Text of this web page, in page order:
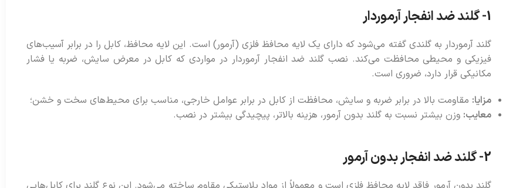
1- گلند ضد انفجار آرموردار
گلند آرموردار به گلندی گفته می‌شود که دارای یک لایه محافظ فلزی (آرمور) است. این لایه محافظ، کابل را در برابر آسیب‌های
فیزیکی و محیطی محافظت می‌کند. نصب گلند ضد انفجار آرموردار در مواردی که کابل در معرض سایش، ضربه یا فشار
مکانیکی قرار دارد، ضروری است.
مزایا: مقاومت بالا در برابر ضربه و سایش، محافظت از کابل در برابر عوامل خارجی، مناسب برای محیط‌های سخت و خشن؛
معایب: وزن بیشتر نسبت به گلند بدون آرمور، هزینه بالاتر، پیچیدگی بیشتر در نصب.
2- گلند ضد انفجار بدون آرمور